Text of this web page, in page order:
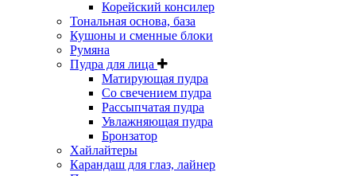
Корейский консилер
Тональная основа, база
Кушоны и сменные блоки
Румяна
Пудра для лица
Матирующая пудра
Со свечением пудра
Рассыпчатая пудра
Увлажняющая пудра
Бронзатор
Хайлайтеры
Карандаш для глаз, лайнер